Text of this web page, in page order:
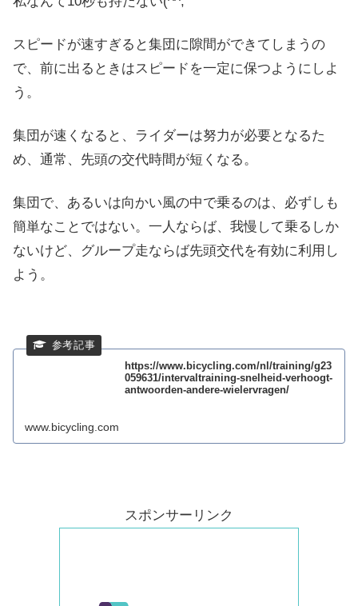
スピードが速すぎると集団に隙間ができてしまうの
で、前に出るときはスピードを一定に保つようにしよ
う。
集団が速くなると、ライダーは努力が必要となるた
め、通常、先頭の交代時間が短くなる。
集団で、あるいは向かい風の中で乗るのは、必ずしも
簡単なことではない。一人ならば、我慢して乗るしか
ないけど、グループ走ならば先頭交代を有効に利用し
よう。
https://www.bicycling.com/nl/training/g23
059631/intervaltraining-snelheid-verhoogt-
antwoorden-andere-wielervragen/
www.bicycling.com
スポンサーリンク